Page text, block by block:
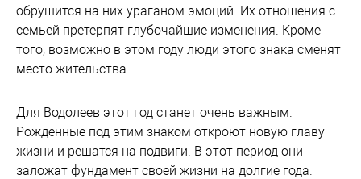
обрушится на них ураганом эмоций. Их отношения с
семьей претерпят глубочайшие изменения. Кроме
того, возможно в этом году люди этого знака сменят
место жительства.
Для Водолеев этот год станет очень важным.
Рожденные под этим знаком откроют новую главу
жизни и решатся на подвиги. В этот период они
заложат фундамент своей жизни на долгие года.